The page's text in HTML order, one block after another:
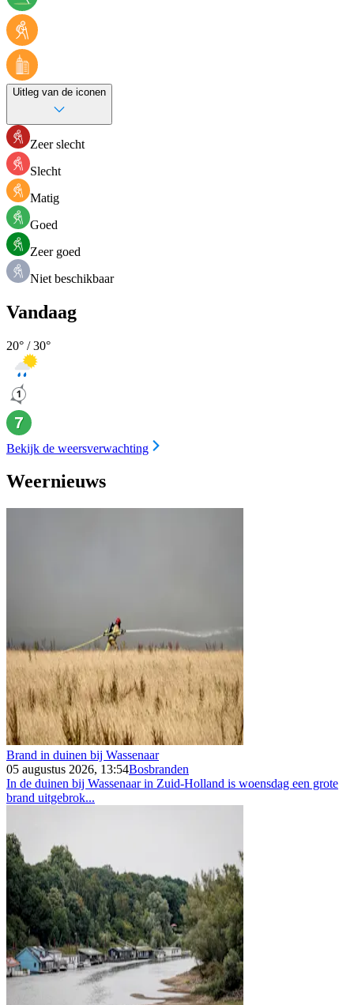
Uitleg van de iconen
Zeer slecht
Slecht
Matig
Goed
Zeer goed
Niet beschikbaar
Vandaag
20° /30°
Bekijk de weersverwachting
Weernieuws
Brand in duinen bij Wassenaar
05 augustus 2026, 13:54Bosbranden
In de duinen bij Wassenaar in Zuid-Holland is woensdag een grote
brand uitgebrok...